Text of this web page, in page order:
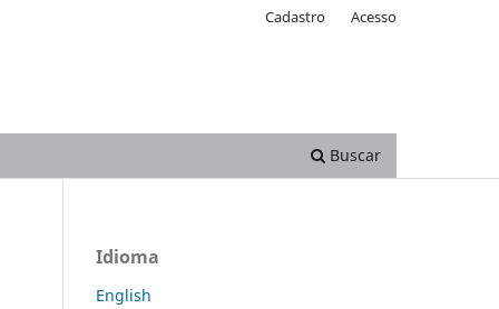
Buscar
Cadastro Acesso
Idioma
English